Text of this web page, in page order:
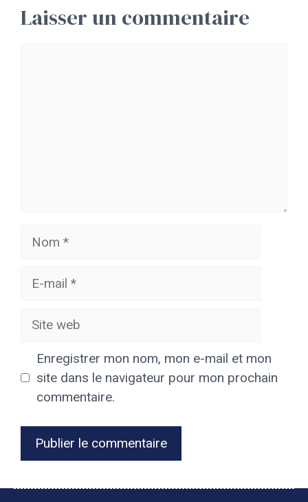
Laisser un commentaire
Enregistrer mon nom, mon e-mail et mon
site dans le navigateur pour mon prochain
commentaire.